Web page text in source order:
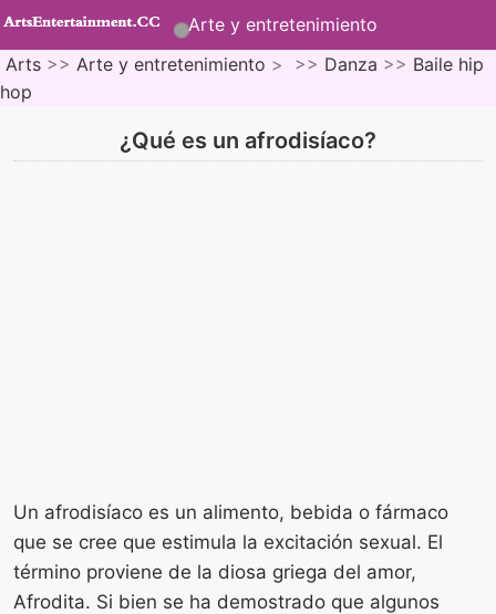
Arte y entretenimiento
Arts >> Arte y entretenimiento > >> Danza >> Baile hip
hop
¿Qué es un afrodisíaco?
Un afrodisíaco es un alimento, bebida o fármaco
que se cree que estimula la excitación sexual. El
término proviene de la diosa griega del amor,
Afrodita. Si bien se ha demostrado que algunos